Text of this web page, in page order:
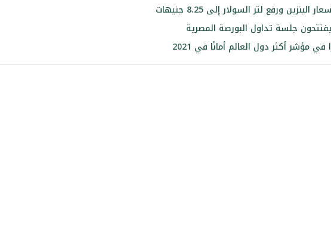
ورفع لتر السولار إلى 8.25 جنيهات